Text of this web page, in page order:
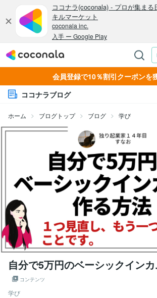
会員登録で10％割引クーポンを
ココナラブログ
ホーム ブログトップ ブログ 学び
自分で5万円のベーシックイン
コンテンツ
学び